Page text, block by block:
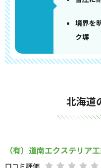
境界を
ク塀
北海道
（有）道南エクステリア
口コミ評価